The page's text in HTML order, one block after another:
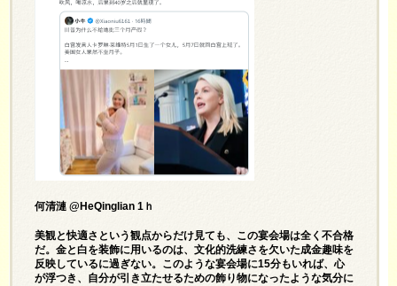
何清漣 @HeQinglian 1ｈ
美観と快適さという観点からだけ見ても、この宴会場は全く不合格
だ。金と白を装飾に用いるのは、文化的洗練さを欠いた成金趣味を
反映しているに過ぎない。このような宴会場に15分もいれば、心
が浮つき、自分が引き立たせるための飾り物になったような気分に